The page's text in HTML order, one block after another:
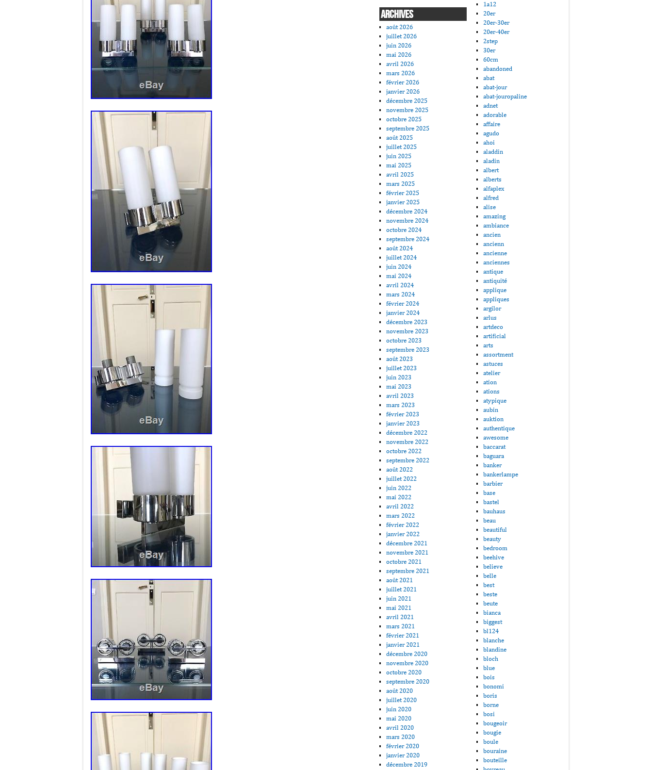
ARCHIVES
août 2026
juillet 2026
juin 2026
mai 2026
avril 2026
mars 2026
février 2026
janvier 2026
décembre 2025
novembre 2025
octobre 2025
septembre 2025
août 2025
juillet 2025
juin 2025
mai 2025
avril 2025
mars 2025
février 2025
janvier 2025
décembre 2024
novembre 2024
octobre 2024
septembre 2024
août 2024
juillet 2024
juin 2024
mai 2024
avril 2024
mars 2024
février 2024
janvier 2024
décembre 2023
novembre 2023
octobre 2023
septembre 2023
août 2023
juillet 2023
juin 2023
mai 2023
avril 2023
mars 2023
février 2023
janvier 2023
décembre 2022
novembre 2022
octobre 2022
septembre 2022
août 2022
juillet 2022
juin 2022
mai 2022
avril 2022
mars 2022
février 2022
janvier 2022
décembre 2021
novembre 2021
octobre 2021
septembre 2021
août 2021
juillet 2021
juin 2021
mai 2021
avril 2021
mars 2021
février 2021
janvier 2021
décembre 2020
novembre 2020
octobre 2020
septembre 2020
août 2020
juillet 2020
juin 2020
mai 2020
avril 2020
mars 2020
février 2020
janvier 2020
décembre 2019
1a12
20er
20er-30er
20er-40er
2step
30er
60cm
abandoned
abat
abat-jour
abat-jouropaline
adnet
adorable
affaire
agudo
ahoi
aladdin
aladin
albert
alberts
alfaplex
alfred
alise
amazing
ambiance
ancien
ancienn
ancienne
anciennes
antique
antiquité
applique
appliques
argilor
arlus
artdeco
artificial
arts
assortment
astuces
atelier
ation
ations
atypique
aubin
auktion
authentique
awesome
baccarat
baguara
banker
bankerlampe
barbier
base
bastel
bauhaus
beau
beautiful
beauty
bedroom
beehive
believe
belle
best
beste
beute
bianca
biggest
bl124
blanche
blandine
bloch
blue
bois
bonomi
boris
borne
bosi
bougeoir
bougie
boule
bouraine
bouteille